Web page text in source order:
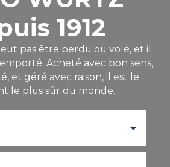
1912
pas être perdu ou volé, et il
Acheté avec bon sens,
et géré avec raison, il est le
le plus sûr du monde.